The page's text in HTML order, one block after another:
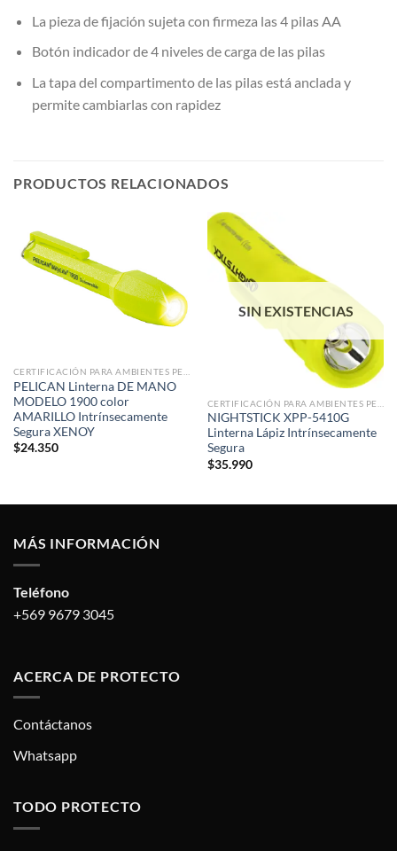
La pieza de fijación sujeta con firmeza las 4 pilas AA
Botón indicador de 4 niveles de carga de las pilas
La tapa del compartimento de las pilas está anclada y
permite cambiarlas con rapidez
PRODUCTOS RELACIONADOS
PELICAN Linterna DE MANO
MODELO 1900 color
AMARILLO Intrínsecamente
Segura XENOY
$24.350
SIN EXISTENCIAS
NIGHTSTICK XPP-5410G
Linterna Lápiz Intrínsecamente
Segura
$35.990
MÁS INFORMACIÓN
Teléfono
+569 9679 3045
ACERCA DE PROTECTO
Contáctanos
Whatsapp
TODO PROTECTO